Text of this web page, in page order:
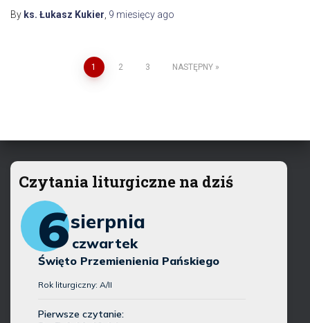
By ks. Łukasz Kukier, 9 miesięcy ago
Stronicowanie
1 2 3 NASTĘPNY
Czytania liturgiczne na dziś